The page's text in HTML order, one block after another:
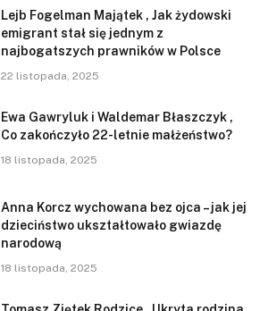
Lejb Fogelman Majątek , Jak żydowski
emigrant stał się jednym z
najbogatszych prawników w Polsce
22 listopada, 2025
Ewa Gawryluk i Waldemar Błaszczyk ,
Co zakończyło 22-letnie małżeństwo?
18 listopada, 2025
Anna Korcz wychowana bez ojca – jak jej
dzieciństwo ukształtowało gwiazdę
narodową
18 listopada, 2025